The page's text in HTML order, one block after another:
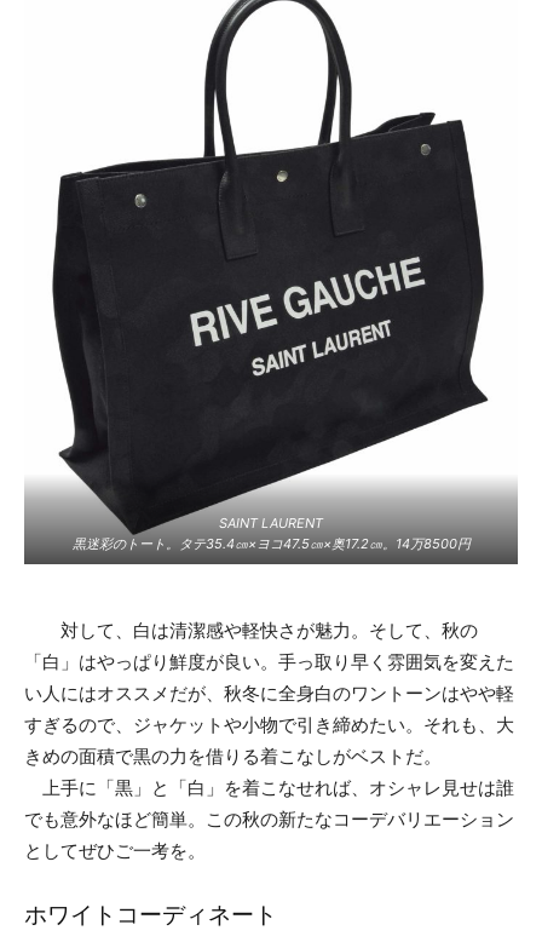
SAINT LAURENT
黒迷彩のトート。タテ35.4㎝×ヨコ47.5㎝×奥17.2㎝。14万8500円
対して、白は清潔感や軽快さが魅力。そして、秋の
「白」はやっぱり鮮度が良い。手っ取り早く雰囲気を変えた
い人にはオススメだが、秋冬に全身白のワントーンはやや軽
すぎるので、ジャケットや小物で引き締めたい。それも、大
きめの面積で黒の力を借りる着こなしがベストだ。
上手に「黒」と「白」を着こなせれば、オシャレ見せは誰
でも意外なほど簡単。この秋の新たなコーデバリエーション
としてぜひご一考を。
ホワイトコーディネート